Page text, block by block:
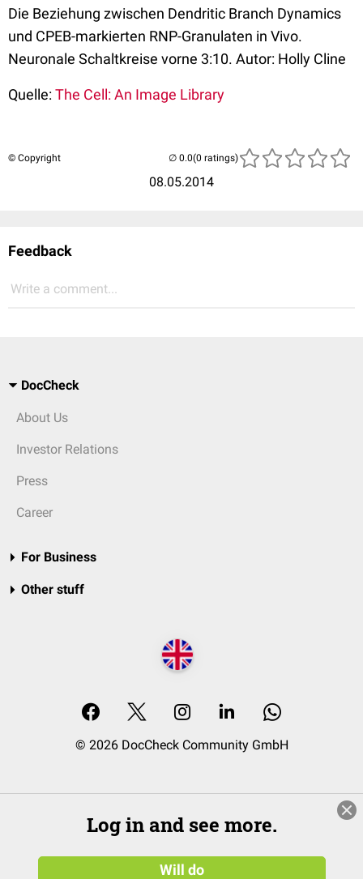
Die Beziehung zwischen Dendritic Branch Dynamics
und CPEB-markierten RNP-Granulaten in Vivo.
Neuronale Schaltkreise vorne 3:10. Autor: Holly Cline
Quelle:The Cell: An Image Library
© Copyright
08.05.2014
(0 ratings)
Feedback
Write a comment...
DocCheck
About Us
Investor Relations
Press
Career
For Business
Other stuff
© 2026 DocCheck Community GmbH
Log in and see more.
Will do